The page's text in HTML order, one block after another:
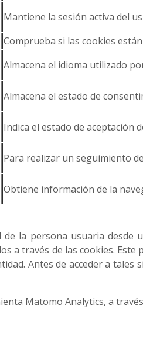
Mantiene la sesión activa del
Comprueba si las cookies
Almacena el idioma utilizado
Almacena el estado de
Indica el estado de aceptación
Para realizar un seguimiento
Obtiene información de la
la persona usuaria
a través de las cookies. Este
Antes de acceder a
Matomo Analytics, a